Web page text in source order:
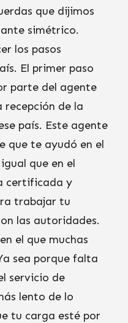
que dijimos
simétrico.
los pasos
El primer paso
parte del agente
de la
país. Este agente
que te ayudó en el
que en el
certificada y
trabajar tu
las autoridades.
el que muchas
sea porque falta
servicio de
lento de lo
tu carga esté por